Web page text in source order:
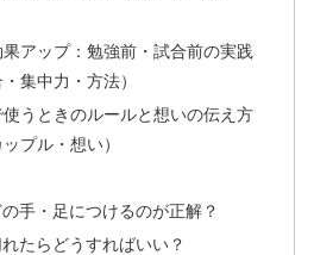
アップ：勉強前・試合前の実践
集中力・方法）
うときのルールと想いの伝え方
プル・想い）
手・足につけるのが正解？
たらどうすればいい？